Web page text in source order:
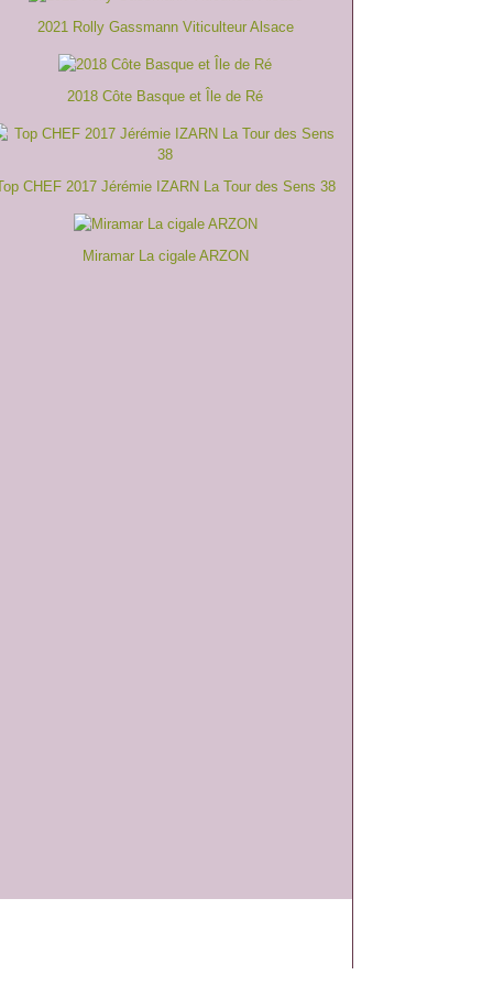
2021 Rolly Gassmann Viticulteur Alsace
2018 Côte Basque et Île de Ré
CHEF 2017 Jérémie IZARN La Tour des Sens 38
Miramar La cigale ARZON